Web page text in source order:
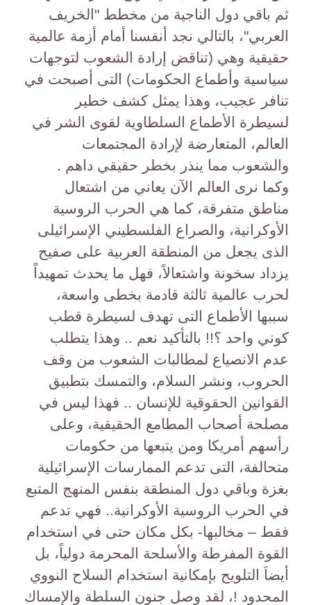
ثم باقي دول الناجية من مخطط "الخريف
العربي"، بالتالي نجد أنفسنا أمام أزمة عالمية
حقيقية وهي (تناقض إرادة الشعوب لتوجهات
سياسية وأطماع الحكومات) التى أصبحت في
تنافر عجيب، وهذا يمثل كشف خطير
لسيطرة الأطماع السلطاوية لقوى الشر في
العالم، المتعارضة لإرادة المجتمعات
والشعوب مما ينذر بخطر حقيقي داهم .
وكما نرى العالم الآن يعاني من اشتعال
مناطق متفرقة، كما هي الحرب الروسية
الأوكرانية، والصراع الفلسطيني الإسرائيلى
الذى يجعل من المنطقة العربية على صفيح
يزداد سخونة واشتعالاً، فهل ما يحدث تمهيداً
لحرب عالمية ثالثة قادمة بخطى واسعة،
سببها الأطماع التى تهدف لسيطرة قطب
كوني واحد ؟!! بالتأكيد نعم .. وهذا يتطلب
عدم الانصياع لمطالبات الشعوب من وقف
الحروب، ونشر السلام، والتمسك بتطبيق
القوانين الحقوقية للإنسان .. فهذا ليس في
مصلحة أصحاب المطامع الحقيقية، وعلى
رأسهم أمريكا ومن يتبعها من حكومات
متحالفة، التى تدعم الممارسات الإسرائيلية
بغزة وباقي دول المنطقة بنفس المنهج المتبع
في الحرب الروسية الأوكرانية.. فهي تدعم
فقط – مخالبها- بكل مكان حتى في استخدام
القوة المفرطة والأسلحة المحرمة دولياً، بل
أيضاَ التلويح بإمكانية استخدام السلاح النووي
المحدود !، لقد وصل جنون السلطة والإمساك